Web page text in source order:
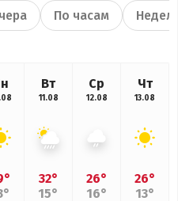
По часам
Вт
11.08
32°
15°
Ср
12.08
26°
16°
Чт
13.08
26°
13°